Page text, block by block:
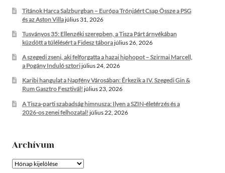
Titánok Harca Salzburgban – Európa Trónjáért Csap Össze a PSG
és az Aston Villajúlius 31, 2026
Tusványos 35: Ellenzéki szerepben, a Tisza Párt árnyékában
küzdött a túlélésért a Fidesz táborajúlius 26, 2026
A szegedi zseni, aki felforgatta a hazai hiphopot – Szirmai Marcell,
a Pogány Induló sztorijúlius 24, 2026
Karibi hangulat a Napfény Városában: Érkezik a IV. Szegedi Gin &
Rum Gasztro Fesztivál! július 23, 2026
A Tisza-parti szabadság himnusza: Ilyen a SZIN-életérzés és a
2026-os zenei felhozatal! július 22, 2026
Archívum
Archívum